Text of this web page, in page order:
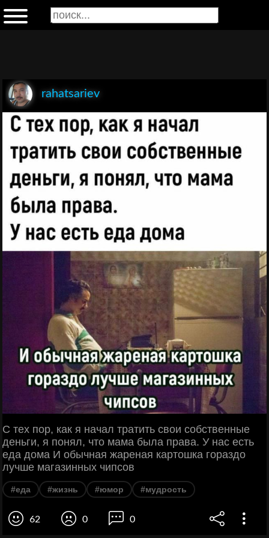
rahatsariev
С тех пор, как я начал тратить свои собственные
деньги, я понял, что мама была права. У нас есть
еда дома И обычная жареная картошка гораздо
лучше магазинных чипсов
#еда #жизнь #юмор #мудрость
62 0 0